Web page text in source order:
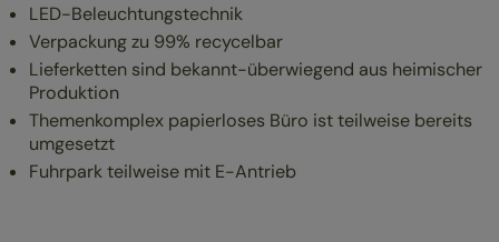
LED-Beleuchtungstechnik
Verpackung zu 99% recycelbar
Lieferketten sind bekannt-überwiegend aus heimischer
Produktion
Themenkomplex papierloses Büro ist teilweise bereits
umgesetzt
Fuhrpark teilweise mit E-Antrieb